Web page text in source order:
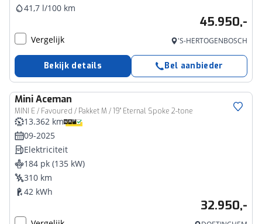
41,7 l/100 km
45.950,-
Vergelijk 'S-HERTOGENBOSCH
Bekijk details Bel aanbieder
MiniAceman
MINI E / Favoured / Pakket M / 19" Eternal Spoke 2-tone
13.362 km
09-2025
Elektriciteit
184 pk (135 kW)
310 km
42 kWh
32.950,-